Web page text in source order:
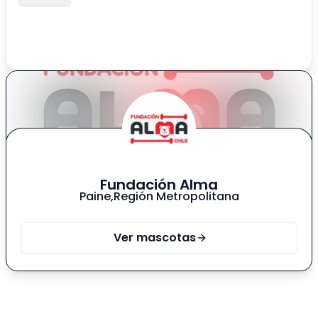
Fundación Alma
Paine,Región Metropolitana
Ver mascotas